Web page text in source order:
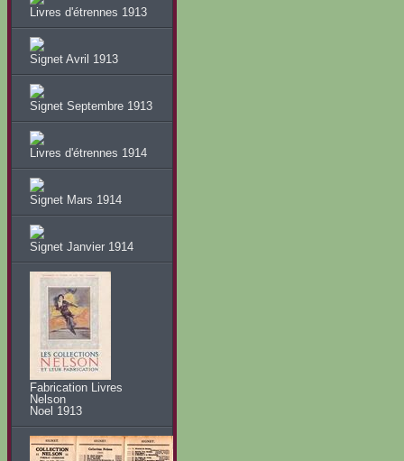
Livres d'étrennes 1913
Signet Avril 1913
Signet Septembre 1913
Livres d'étrennes 1914
Signet Mars 1914
Signet Janvier 1914
Fabrication Livres
Nelson
Noel 1913